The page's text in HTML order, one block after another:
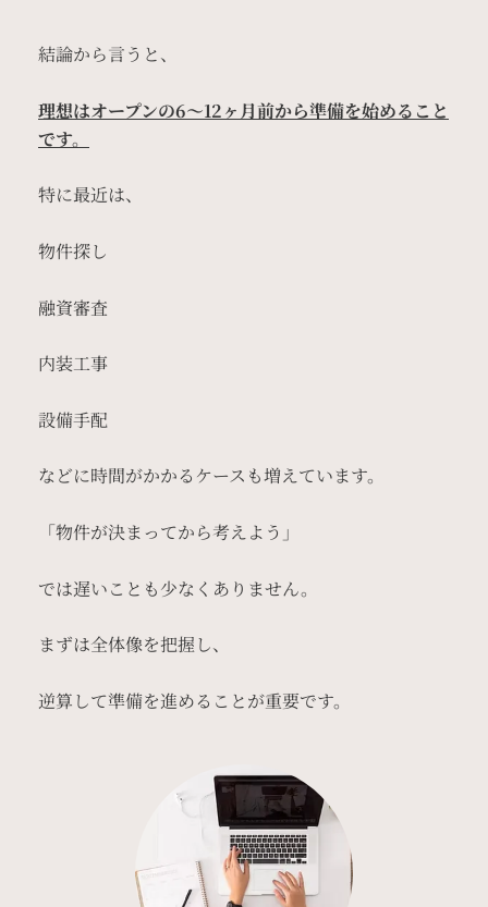
結論から言うと、
理想はオープンの6〜12ヶ月前から準備を始めること
です。
特に最近は、
物件探し
融資審査
内装工事
設備手配
などに時間がかかるケースも増えています。
「物件が決まってから考えよう」
では遅いことも少なくありません。
まずは全体像を把握し、
逆算して準備を進めることが重要です。